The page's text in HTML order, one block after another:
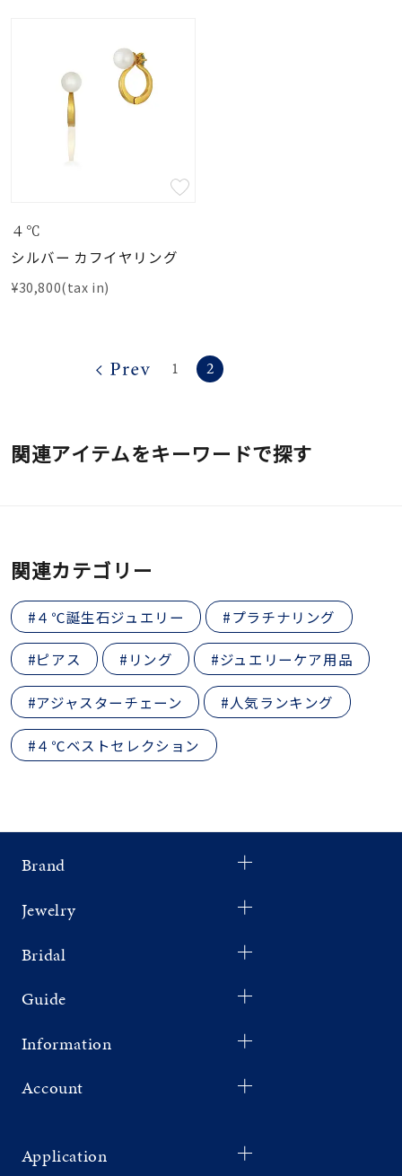
４℃
シルバー カフイヤリング
¥30,800(tax in)
1 2
関連アイテムをキーワードで探す
関連カテゴリー
#４℃誕生石ジュエリー #プラチナリング
#ピアス #リング #ジュエリーケア用品
#アジャスターチェーン #人気ランキング
#４℃ベストセレクション
Brand
Jewelry
Bridal
Guide
Information
Account
Application